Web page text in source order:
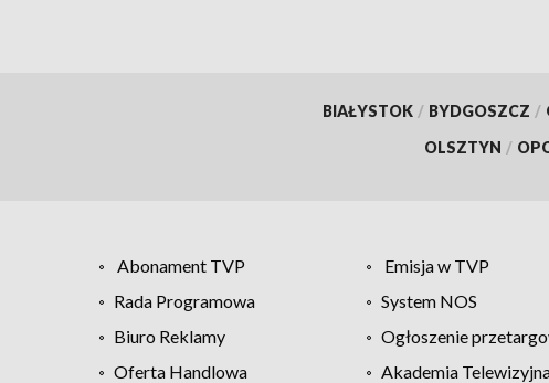
BIAŁYSTOK / BYDGOSZCZ /
OLSZTYN /
Abonament TVP Emisja w TVP
Rada Programowa
System NOS
Biuro Reklamy
Ogłoszenie
Oferta Handlowa
Akademia